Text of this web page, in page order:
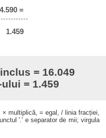
=
1.459
= 16.049
= 1.459
multiplică, = egal, / linia fracției,
'.' e separator de mii; virgula